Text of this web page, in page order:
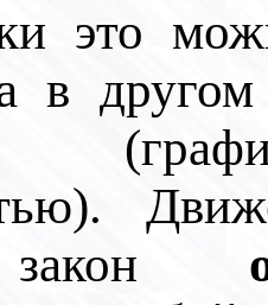
это
в другом